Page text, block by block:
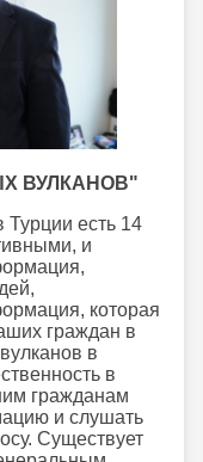
ВУЛКАНОВ"
есть 14
и
которая
граждан в
в
в
гражданам
и слушать
Существует